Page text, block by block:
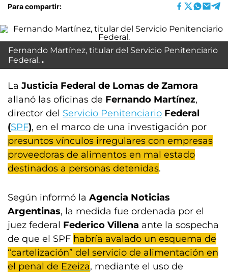
Para compartir:
Fernando Martínez, titular del Servicio Penitenciario
Federal.
La Justicia Federal de Lomas de Zamora
allanó las oficinas de Fernando Martínez,
director del Servicio Penitenciario Federal
(SPF), en el marco de una investigación por
presuntos vínculos irregulares con empresas
proveedoras de alimentos en mal estado
destinados a personas detenidas.
Según informó la Agencia Noticias
Argentinas, la medida fue ordenada por el
juez federal Federico Villena ante la sospecha
de que el SPF habría avalado un esquema de
“cartelización” del servicio de alimentación en
el penal de Ezeiza, mediante el uso de